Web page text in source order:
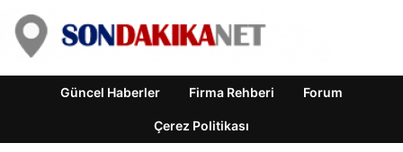
Güncel Haberler Firma Rehberi Forum
Çerez Politikası